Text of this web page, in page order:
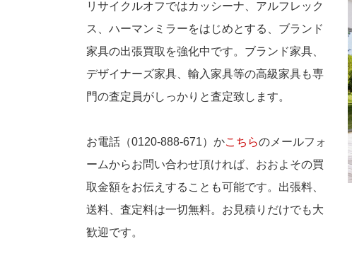
リサイクルオフではカッシーナ、アルフレック
ス、ハーマンミラーをはじめとする、ブランド
家具の出張買取を強化中です。ブランド家具、
デザイナーズ家具、輸入家具等の高級家具も専
門の査定員がしっかりと査定致します。
お電話（0120-888-671）かこちらのメールフォ
ームからお問い合わせ頂ければ、おおよその買
取金額をお伝えすることも可能です。出張料、
送料、査定料は一切無料。お見積りだけでも大
歓迎です。